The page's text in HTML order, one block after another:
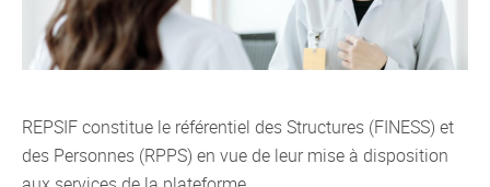
REPSIF constitue le référentiel des Structures (FINESS) et
des Personnes (RPPS) en vue de leur mise à disposition